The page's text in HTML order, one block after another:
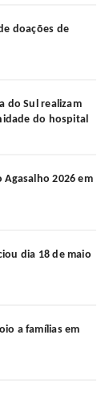
doações de
do Sul realizam
do hospital
2026 em
dia 18 de maio
a famílias em